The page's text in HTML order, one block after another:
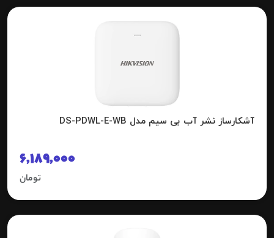
آشکارساز نشر آب بی سیم مدل DS-PDWL-E-WB
6,189,000
تومان